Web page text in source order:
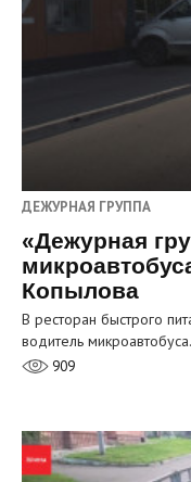
ДЕЖУРНАЯ ГРУППА
«Дежурная
Копылова
В ресторан быстрого
водитель
909